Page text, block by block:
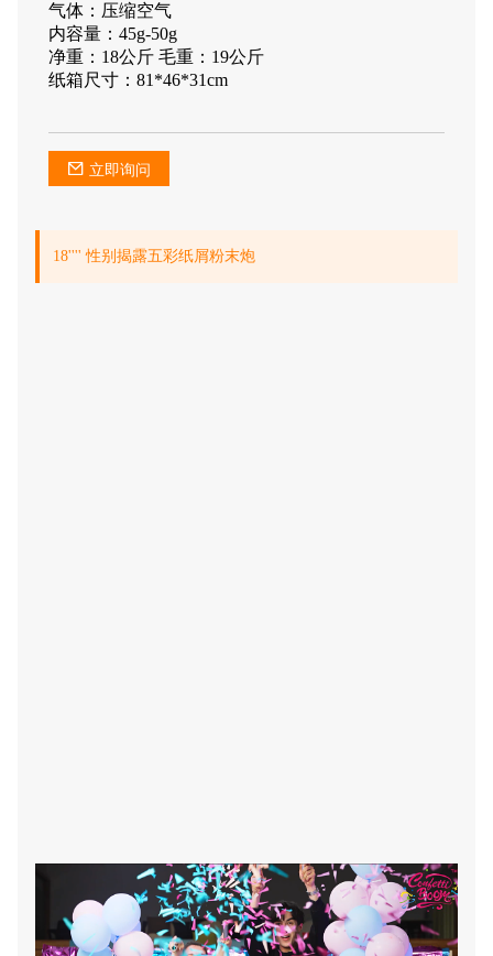
气体：压缩空气
内容量：45g-50g
净重：18公斤 毛重：19公斤
纸箱尺寸：81*46*31cm
立即询问
18'''' 性别揭露五彩纸屑粉末炮